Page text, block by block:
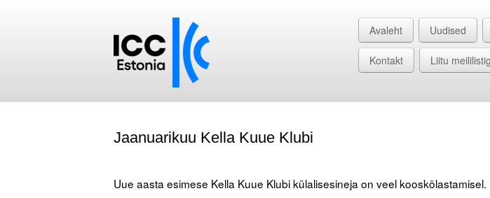
Avaleht Uudised
Kontakt Liitu
Jaanuarikuu Kella Kuue Klubi
Uue aasta esimese Kella Kuue Klubi külalisesineja on veel kooskõlastamisel.